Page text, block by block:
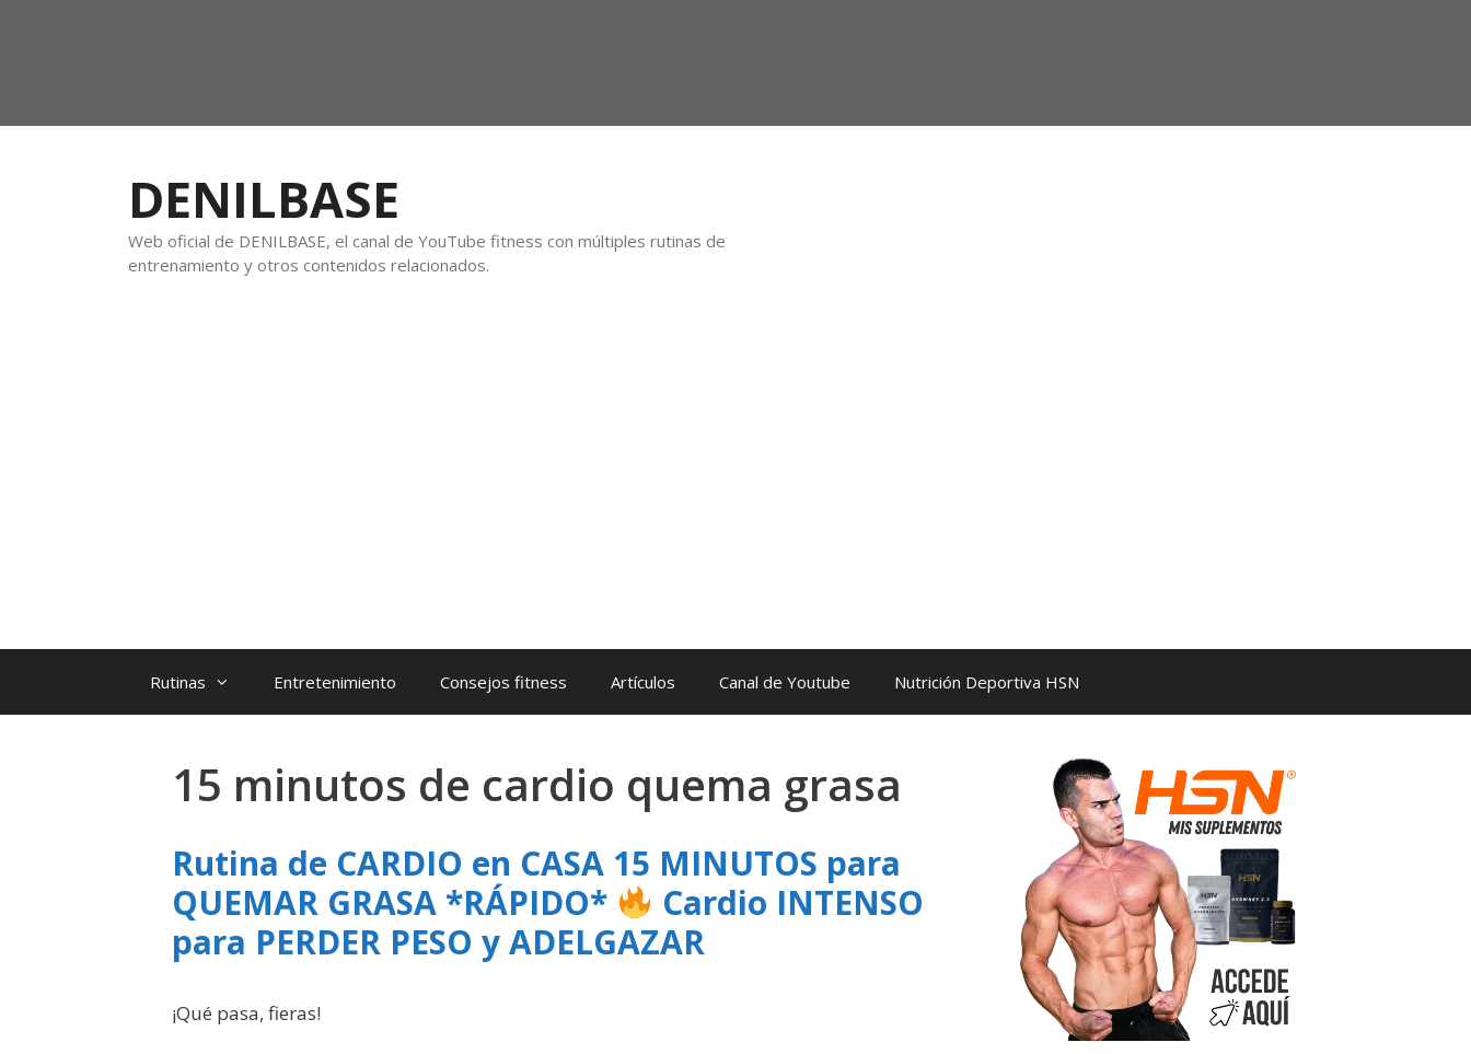
DENILBASE
Web oficial de DENILBASE, el canal de YouTube fitness con múltiples rutinas de
entrenamiento y otros contenidos relacionados.
Rutinas Entretenimiento Consejos fitness Artículos Canal de Youtube Nutrición Deportiva HSN
15 minutos de cardio quema grasa
Rutina de CARDIO en CASA 15 MINUTOS para
QUEMAR GRASA *RÁPIDO*
Cardio INTENSO
para PERDER PESO y ADELGAZAR
¡Qué pasa, fieras!